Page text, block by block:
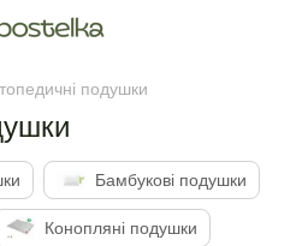
подушки
Бамбукові подушки
Конопляні подушки